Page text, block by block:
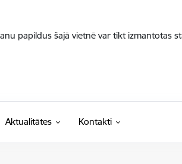
papildus šajā vietnē var tikt izmantotas
Aktualitātes Kontakti